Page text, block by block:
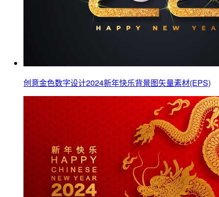
创意金色数字设计2024新年快乐背景图矢量素材(EPS)